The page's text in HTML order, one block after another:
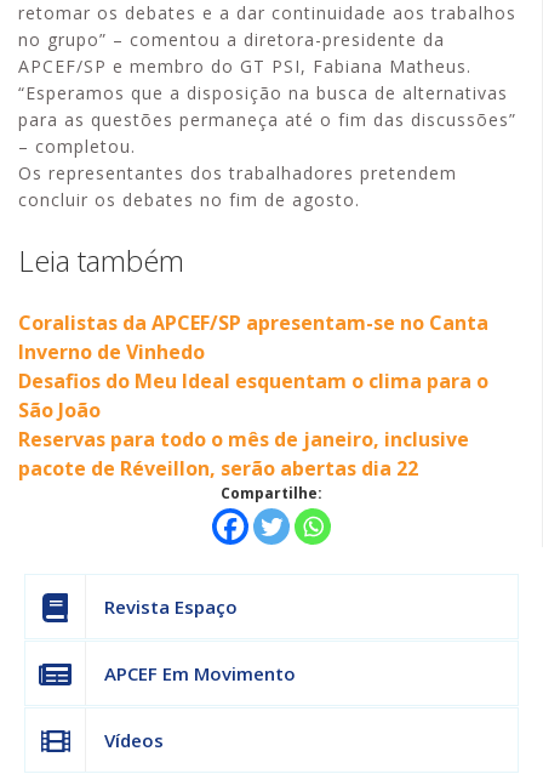
retomar os debates e a dar continuidade aos trabalhos
no grupo” – comentou a diretora-presidente da
APCEF/SP e membro do GT PSI, Fabiana Matheus.
“Esperamos que a disposição na busca de alternativas
para as questões permaneça até o fim das discussões”
– completou.
Os representantes dos trabalhadores pretendem
concluir os debates no fim de agosto.
Leia também
Coralistas da APCEF/SP apresentam-se no Canta
Inverno de Vinhedo
Desafios do Meu Ideal esquentam o clima para o
São João
Reservas para todo o mês de janeiro, inclusive
pacote de Réveillon, serão abertas dia 22
Compartilhe:
Revista Espaço
APCEF Em Movimento
Vídeos